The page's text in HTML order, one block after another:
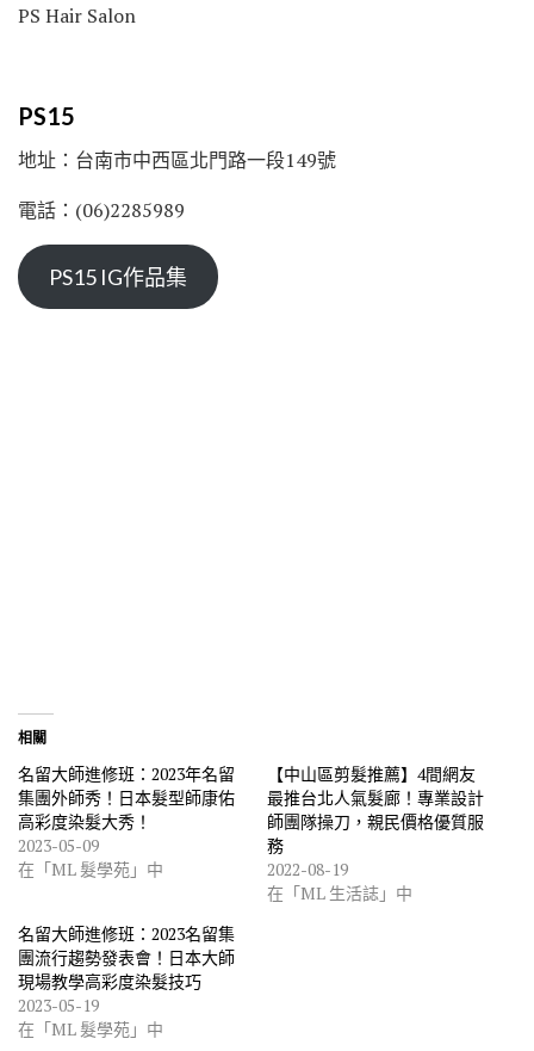
PS Hair Salon
PS15
地址：台南市中西區北門路一段149號
電話：(06)2285989
PS15 IG作品集
相關
名留大師進修班：2023年名留
集團外師秀！日本髮型師康佑
高彩度染髮大秀！
2023-05-09
在「ML 髮學苑」中
【中山區剪髮推薦】4間網友
最推台北人氣髮廊！專業設計
師團隊操刀，親民價格優質服
務
2022-08-19
在「ML 生活誌」中
名留大師進修班：2023名留集
團流行趨勢發表會！日本大師
現場教學高彩度染髮技巧
2023-05-19
在「ML 髮學苑」中